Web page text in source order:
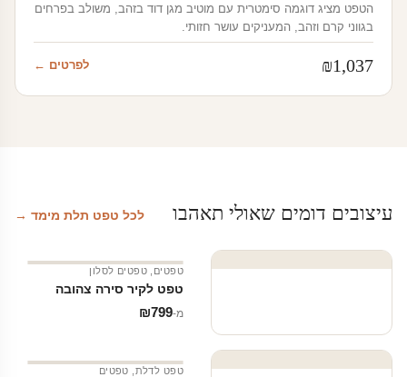
הטפט מציג דוגמה סימטרית עם מוטיב מגן דוד בזהב, משולב בפרחים
בגווני קרם וזהב, המעניקים עושר חזותי.
₪1,037 לפרטים ←
עיצובים דומים שאולי תאהבו לכל טפט תלת מימד →
טפטים טפטים לסלון
טפט לקיר סירה צהובה
מ‑ ₪799
טפט לדלת טפטים